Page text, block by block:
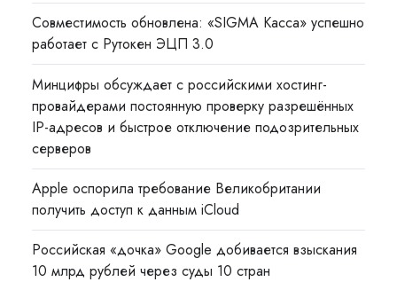
Совместимость обновлена: «SIGMA Касса» успешно
работает с Рутокен ЭЦП 3.0
Минцифры обсуждает с российскими хостинг-
провайдерами постоянную проверку разрешённых
IP-адресов и быстрое отключение подозрительных
серверов
Apple оспорила требование Великобритании
получить доступ к данным iCloud
Российская «дочка» Google добивается взыскания
10 млрд рублей через суды 10 стран